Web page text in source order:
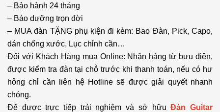
– Bảo hành 24 tháng
– Bảo dưỡng trọn đời
– MUA đàn TẶNG phụ kiện đi kèm: Bao Đàn, Pick, Capo,
dán chống xước, Lục chỉnh cần…
Đối với Khách Hàng mua Online: Nhận hàng từ bưu điện,
được kiểm tra đàn tại chỗ trước khi thanh toán, nếu có hư
hỏng chỉ cần liên hệ Hotline sẽ được giải quyết nhanh
chóng.
Để được trực tiếp trải nghiệm và sở hữu Đàn Guitar